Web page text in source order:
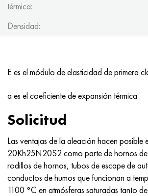
térmica:
Densidad:
E es el módulo de elasticidad de primera
a es el coeficiente de expansión térmica
Solicitud
Las ventajas de la aleación hacen posible
20Kh25N20S2 como parte de hornos de
rodillos de hornos, tubos de escape de
conductos de humos que funcionan a
1100 °C en atmósferas saturadas tanto